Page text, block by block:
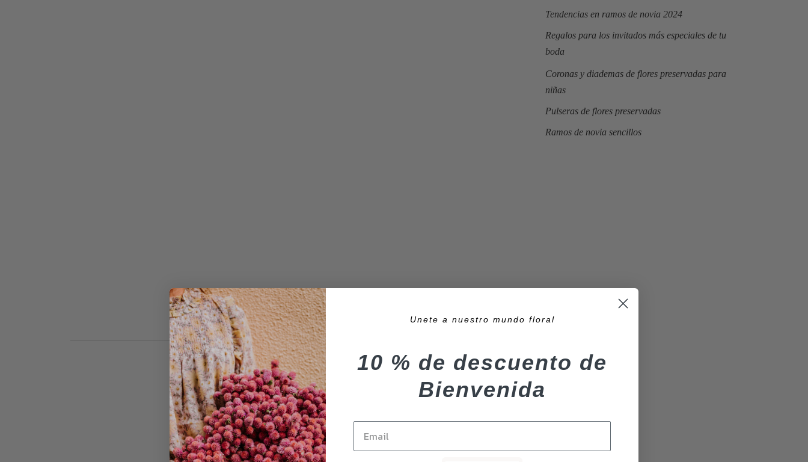
Tendencias en ramos de novia 2024
Regalos para los invitados más especiales de tu
boda
Coronas y diademas de flores preservadas para
niñas
Pulseras de flores preservadas
Ramos de novia sencillos
Unete a nuestro mundo floral
10 % de descuento de
Bienvenida